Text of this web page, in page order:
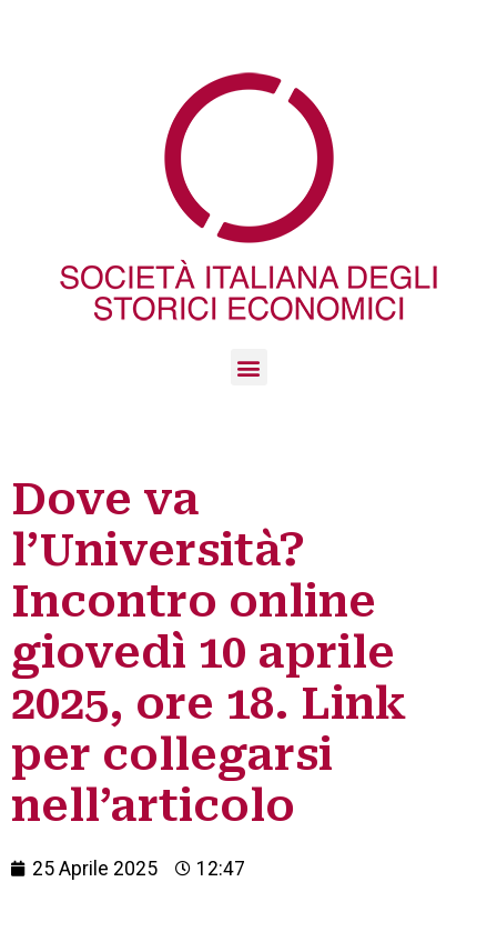
Dove va
l’Università?
Incontro online
giovedì 10 aprile
2025, ore 18. Link
per collegarsi
nell’articolo
25 Aprile 2025 12:47